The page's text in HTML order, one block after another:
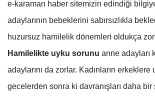
e-karaman haber sitemizin edindiği
adaylarının bebeklerini sabırsızlıkla
huzursuz hamilelik dönemleri oldukça
Hamilelikte uyku sorunu anne adayları
adaylarını da zorlar. Kadınların erkeklere
gecelerden sonra ki davranışları daha bir